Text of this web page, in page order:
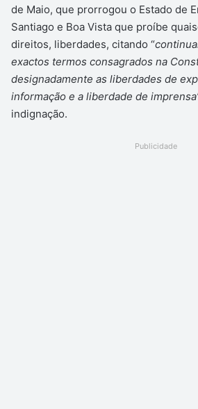
de Maio, que prorrogou o Estado de
Santiago e Boa Vista que proíbe
direitos, liberdades, citando “
exactos termos consagrados na
designadamente as liberdades de
informação e a liberdade de
indignação.
Publicidade